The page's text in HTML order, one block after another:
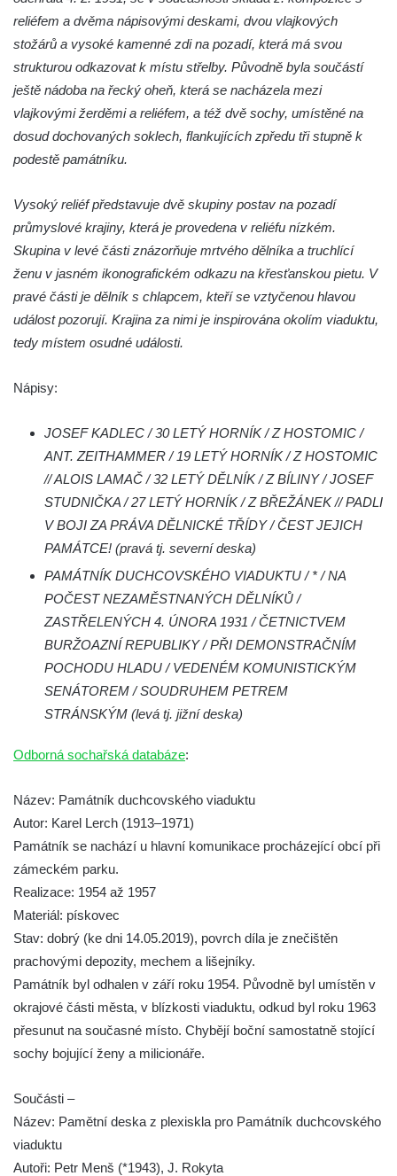
Budějovicích
Socha svatého Vincence Ferrerského na
nádvoří kláštera dominikánů v Českých
Socha svatého Zachariáše na nádvoří
kláštera dominikánů v Českých
Budějovicích
dominikánů v Českých Budějovicích
Socha svaté Anny na nádvoří kláštera
dominikánů v Českých Budějovicích
Socha svatého Dominika na nádvoří
kláštera dominikánů v Českých
Budějovicích
Socha svatého Václava u pramene v
Semilech
Pamětní deska Tomáše Garrigue Masaryka
na radnici v Českých Budějovicích
Pamětní deska na biskupské rezidenci v
Českých Budějovicích
Pamětní deska Josefa Hloucha na
biskupské rezidenci v Českých
Budějovicích
Socha žáby u rybníčku na Náměstí v
Kamenném Újezdě
Kamenném Újezdě
Velešíně
Pomník J. V. Kamarýta v Krumlovské ulici ve
Velešíně
Pamětní deska arcibiskupa Micara ve
vstupu do poutního místa Římov
Pamětní deska Vojtěcha Kocmicha na
domě čp. 37 v ulici Betlém v Římově
Pomník na paměť zrušení roboty v Plavu
Socha vodníka v Plavu
Třebušíně
reliéfem a dvěma nápisovými deskami, dvou vlajkových
stožárů a vysoké kamenné zdi na pozadí, která má svou
strukturou odkazovat k místu střelby. Původně byla součástí
ještě nádoba na řecký oheň, která se nacházela mezi
vlajkovými žerděmi a reliéfem, a též dvě sochy, umístěné na
dosud dochovaných soklech, flankujících zpředu tři stupně k
podestě památníku.
Vysoký reliéf představuje dvě skupiny postav na pozadí
průmyslové krajiny, která je provedena v reliéfu nízkém.
Skupina v levé části znázorňuje mrtvého dělníka a truchlící
ženu v jasném ikonografickém odkazu na křesťanskou pietu. V
pravé části je dělník s chlapcem, kteří se vztyčenou hlavou
událost pozorují. Krajina za nimi je inspirována okolím viaduktu,
tedy místem osudné události.
Nápisy:
JOSEF KADLEC / 30 LETÝ HORNÍK / Z HOSTOMIC /
ANT. ZEITHAMMER / 19 LETÝ HORNÍK / Z HOSTOMIC
// ALOIS LAMAČ / 32 LETÝ DĚLNÍK / Z BÍLINY / JOSEF
STUDNIČKA / 27 LETÝ HORNÍK / Z BŘEŽÁNEK // PADLI
V BOJI ZA PRÁVA DĚLNICKÉ TŘÍDY / ČEST JEJICH
PAMÁTCE! (pravá tj. severní deska)
PAMÁTNÍK DUCHCOVSKÉHO VIADUKTU / * / NA
POČEST NEZAMĚSTNANÝCH DĚLNÍKŮ /
ZASTŘELENÝCH 4. ÚNORA 1931 / ČETNICTVEM
BURŽOAZNÍ REPUBLIKY / PŘI DEMONSTRAČNÍM
POCHODU HLADU / VEDENÉM KOMUNISTICKÝM
SENÁTOREM / SOUDRUHEM PETREM
STRÁNSKÝM (levá tj. jižní deska)
Odborná sochařská databáze:
Název: Památník duchcovského viaduktu
Autor: Karel Lerch (1913–1971)
Památník se nachází u hlavní komunikace procházející obcí při
zámeckém parku.
Realizace: 1954 až 1957
Materiál: pískovec
Stav: dobrý (ke dni 14.05.2019), povrch díla je znečištěn
prachovými depozity, mechem a lišejníky.
Památník byl odhalen v září roku 1954. Původně byl umístěn v
okrajové části města, v blízkosti viaduktu, odkud byl roku 1963
přesunut na současné místo. Chybějí boční samostatně stojící
sochy bojující ženy a milicionáře.
Součásti –
Název: Pamětní deska z plexiskla pro Památník duchcovského
viaduktu
Autoři: Petr Menš (*1943), J. Rokyta